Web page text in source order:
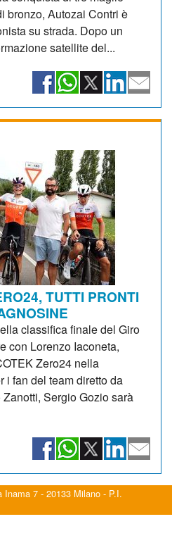
bronzo, Autozai Contri è
su strada. Dopo un
satellite del...
TUTTI PRONTI
classifica finale del Giro
con Lorenzo Iaconeta,
Zero24 nella
i fan del team diretto da
Sergio Gozio sarà
7 - 20133 Milano - P.I.